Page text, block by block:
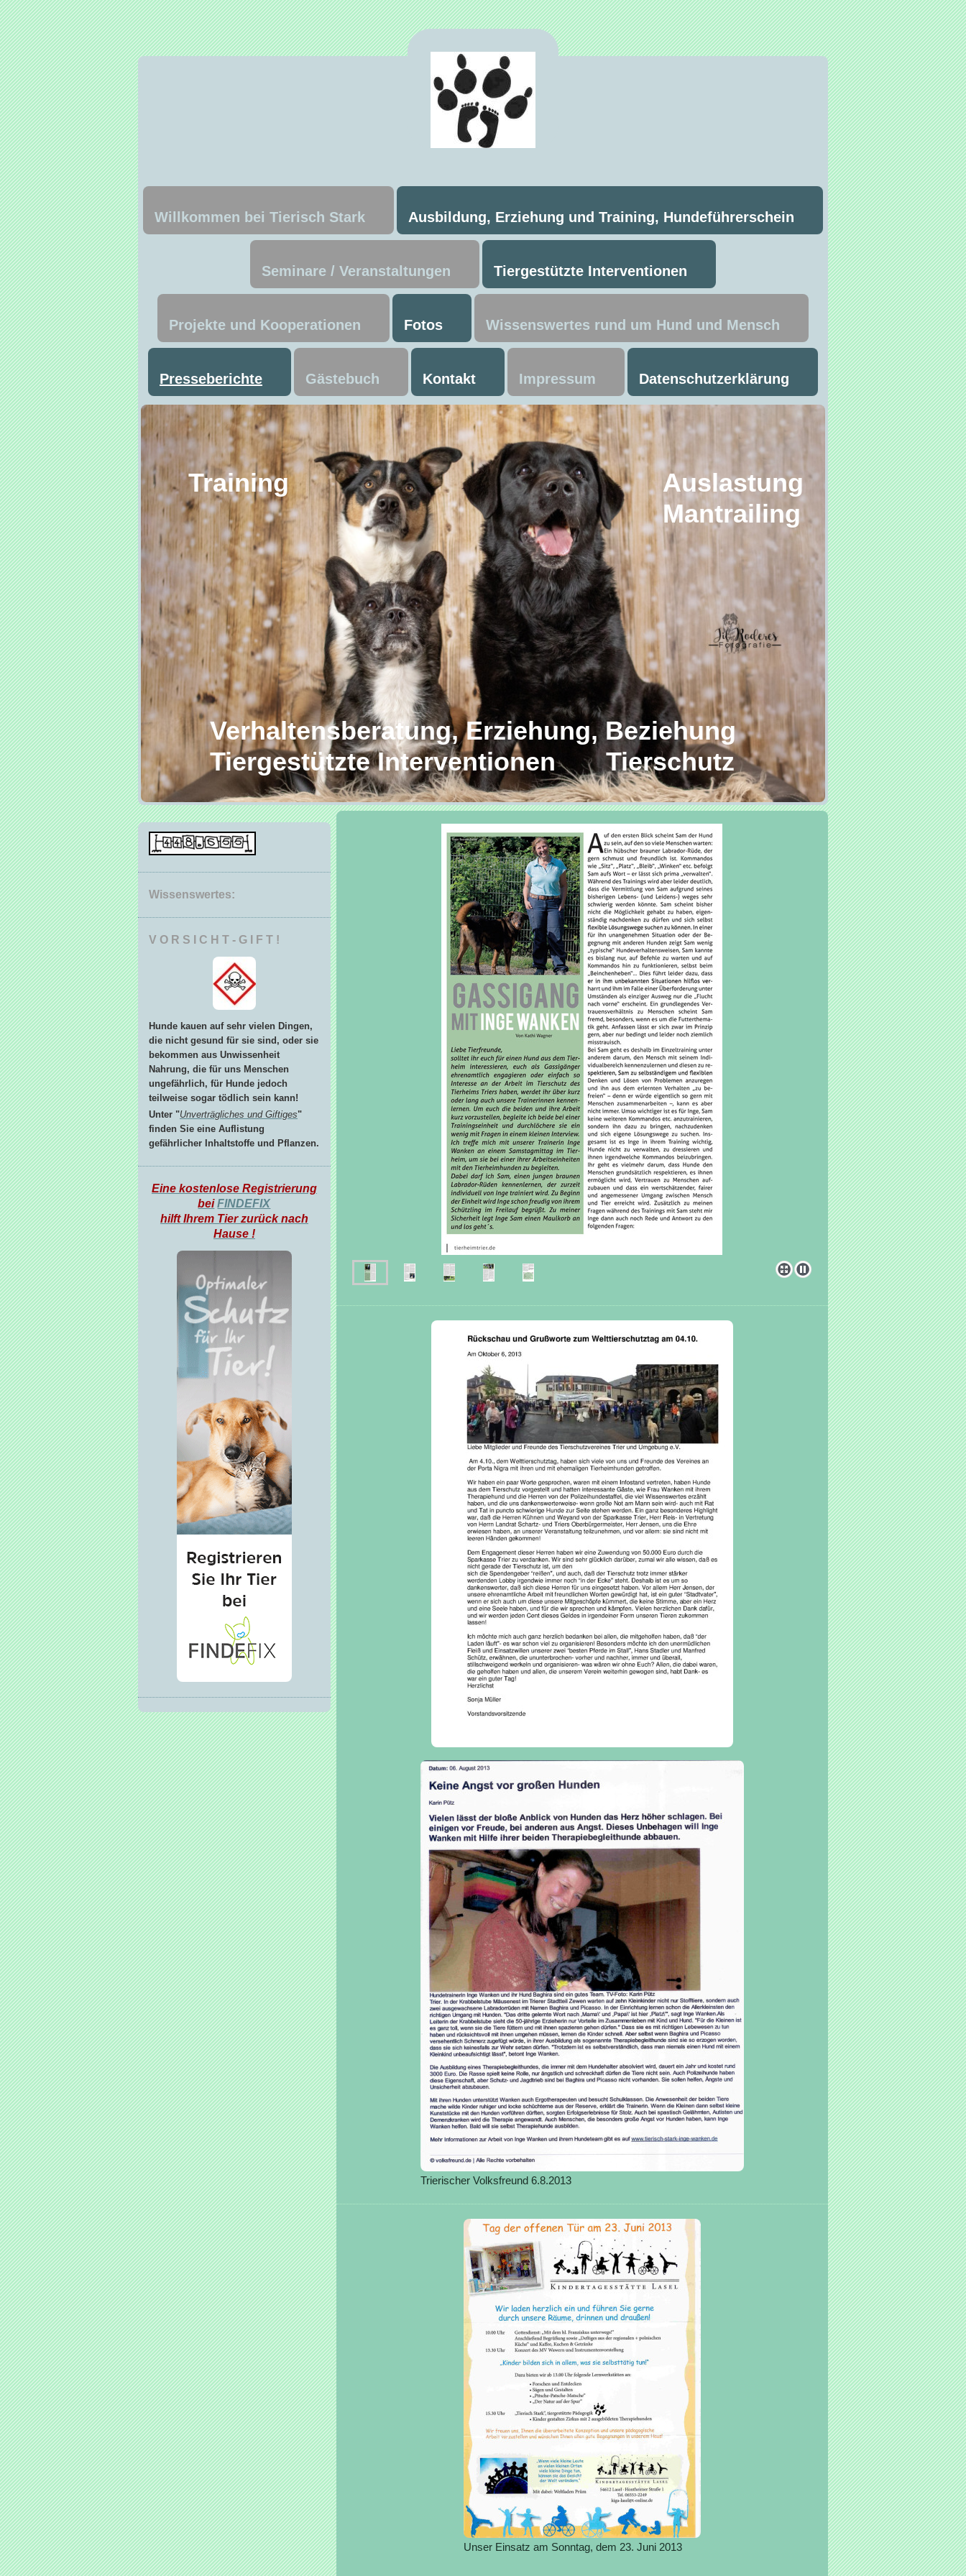
Willkommen bei Tierisch Stark Ausbildung, Erziehung und Training, Hundeführerschein
Seminare / Veranstaltungen Tiergestützte Interventionen
Projekte und Kooperationen Fotos Wissenswertes rund um Hund und Mensch
Presseberichte Gästebuch Kontakt Impressum Datenschutzerklärung
Training Auslastung
Mantrailing
Verhaltensberatung, Erziehung, Beziehung
Tiergestützte Interventionen Tierschutz
Trierischer Volksfreund 6.8.2013
Unser Einsatz am Sonntag, dem 23. Juni 2013
Wissenswertes:
V O R S I C H T - G I F T !
Hunde kauen auf sehr vielen Dingen,
die nicht gesund für sie sind, oder sie
bekommen aus Unwissenheit
Nahrung, die für uns Menschen
ungefährlich, für Hunde jedoch
teilweise sogar tödlich sein kann!
Unter "Unverträgliches und Giftiges"
finden Sie eine Auflistung
gefährlicher Inhaltstoffe und Pflanzen.
Eine kostenlose Registrierung
bei FINDEFIX
hilft Ihrem Tier zurück nach
Hause !